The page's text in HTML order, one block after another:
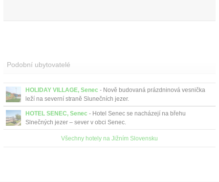
Podobní ubytovatelé
HOLIDAY VILLAGE, Senec - Nově budovaná prázdninová vesnička
leží na severní straně Slunečních jezer.
HOTEL SENEC, Senec - Hotel Senec se nacházejí na břehu
Slnečných jezer – sever v obci Senec.
Všechny hotely na Jižním Slovensku